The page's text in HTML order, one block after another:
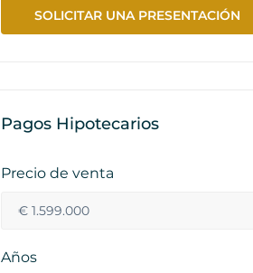
SOLICITAR UNA PRESENTACIÓN
Pagos Hipotecarios
Precio de venta
Años